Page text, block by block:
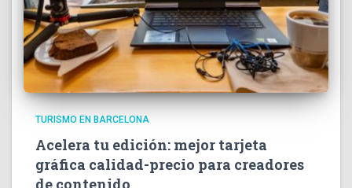
TURISMO EN BARCELONA
Acelera tu edición: mejor tarjeta
gráfica calidad-precio para creadores
de contenido